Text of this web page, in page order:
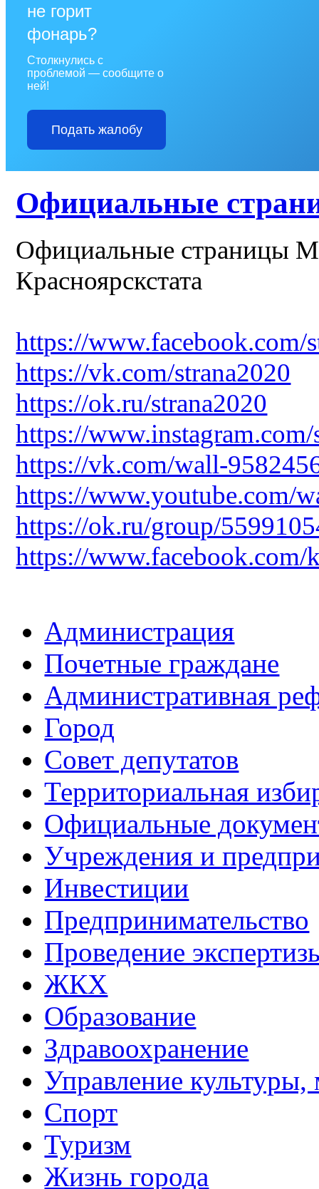
не горит
фонарь?
Столкнулись с
проблемой — сообщите о
ней!
Подать жалобу
Официальные
Официальные страницы
Красноярскстата
https://www.facebook.com/
https://vk.com/strana2020
https://ok.ru/strana2020
https://www.instagram.com/
https://vk.com/wall-
https://www.youtube.com/
https://ok.ru/group/
https://www.facebook.com/
Администрация
Почетные граждане
Административная
Город
Совет депутатов
Территориальная
Официальные
Учреждения и
Инвестиции
Предпринимательство
Проведение
ЖКХ
Образование
Здравоохранение
Управление
Спорт
Туризм
Жизнь города